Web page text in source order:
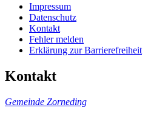
Impressum
Datenschutz
Kontakt
Fehler melden
Erklärung zur Barrierefreiheit
Kontakt
Gemeinde Zorneding